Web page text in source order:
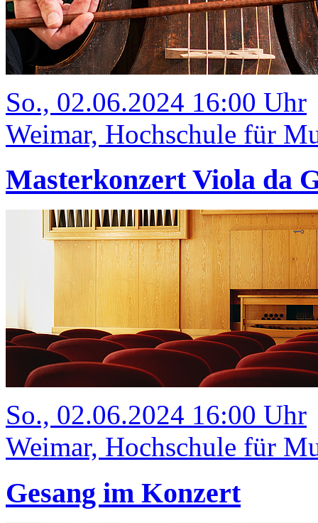
So., 02.06.2024 16:00 Uhr
Weimar, Hochschule für
Masterkonzert Viola da
So., 02.06.2024 16:00 Uhr
Weimar, Hochschule für
Gesang im Konzert